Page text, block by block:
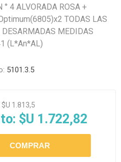
4 ALVORADA ROSA +
TODAS LAS
MEDIDAS
(L*An*AL)
5101.3.5
$U 1.813,5
$U 1.722,82